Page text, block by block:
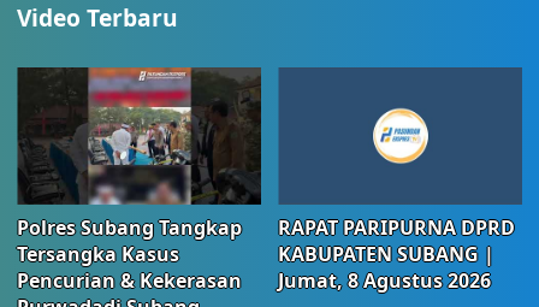
Video Terbaru
Polres Subang Tangkap
Tersangka Kasus
Pencurian & Kekerasan
RAPAT PARIPURNA DPRD
KABUPATEN SUBANG |
Jumat, 8 Agustus 2026